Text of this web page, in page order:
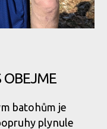
OBEJME
batohům je
plynule